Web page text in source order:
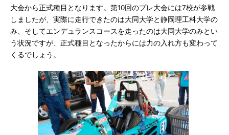
大会から正式種目となります。第10回のプレ大会には7校が参戦
しましたが、実際に走行できたのは大同大学と静岡理工科大学の
み、そしてエンデュランスコースを走ったのは大同大学のみとい
う状況ですが、正式種目となったからには力の入れ方も変わって
くるでしょう。